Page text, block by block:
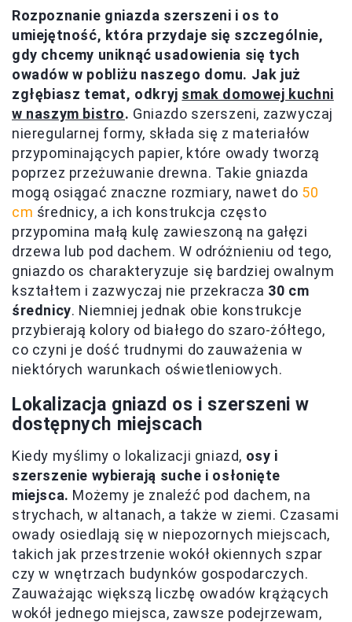
Rozpoznanie gniazda szerszeni i os to
umiejętność, która przydaje się szczególnie,
gdy chcemy uniknąć usadowienia się tych
owadów w pobliżu naszego domu. Jak już
zgłębiasz temat, odkryj smak domowej kuchni
w naszym bistro. Gniazdo szerszeni, zazwyczaj
nieregularnej formy, składa się z materiałów
przypominających papier, które owady tworzą
poprzez przeżuwanie drewna. Takie gniazda
mogą osiągać znaczne rozmiary, nawet do 50
cm średnicy, a ich konstrukcja często
przypomina małą kulę zawieszoną na gałęzi
drzewa lub pod dachem. W odróżnieniu od tego,
gniazdo os charakteryzuje się bardziej owalnym
kształtem i zazwyczaj nie przekracza 30 cm
średnicy. Niemniej jednak obie konstrukcje
przybierają kolory od białego do szaro-żółtego,
co czyni je dość trudnymi do zauważenia w
niektórych warunkach oświetleniowych.
Lokalizacja gniazd os i szerszeni w
dostępnych miejscach
Kiedy myślimy o lokalizacji gniazd, osy i
szerszenie wybierają suche i osłonięte
miejsca. Możemy je znaleźć pod dachem, na
strychach, w altanach, a także w ziemi. Czasami
owady osiedlają się w niepozornych miejscach,
takich jak przestrzenie wokół okiennych szpar
czy w wnętrzach budynków gospodarczych.
Zauważając większą liczbę owadów krążących
wokół jednego miejsca, zawsze podejrzewam,